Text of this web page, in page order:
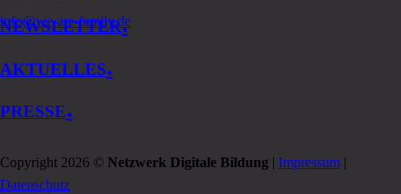
info@we-are-family.de
NEWSLETTER.
AKTUELLES.
PRESSE.
Copyright 2026 © Netzwerk Digitale Bildung | Impressum |
Datenschutz